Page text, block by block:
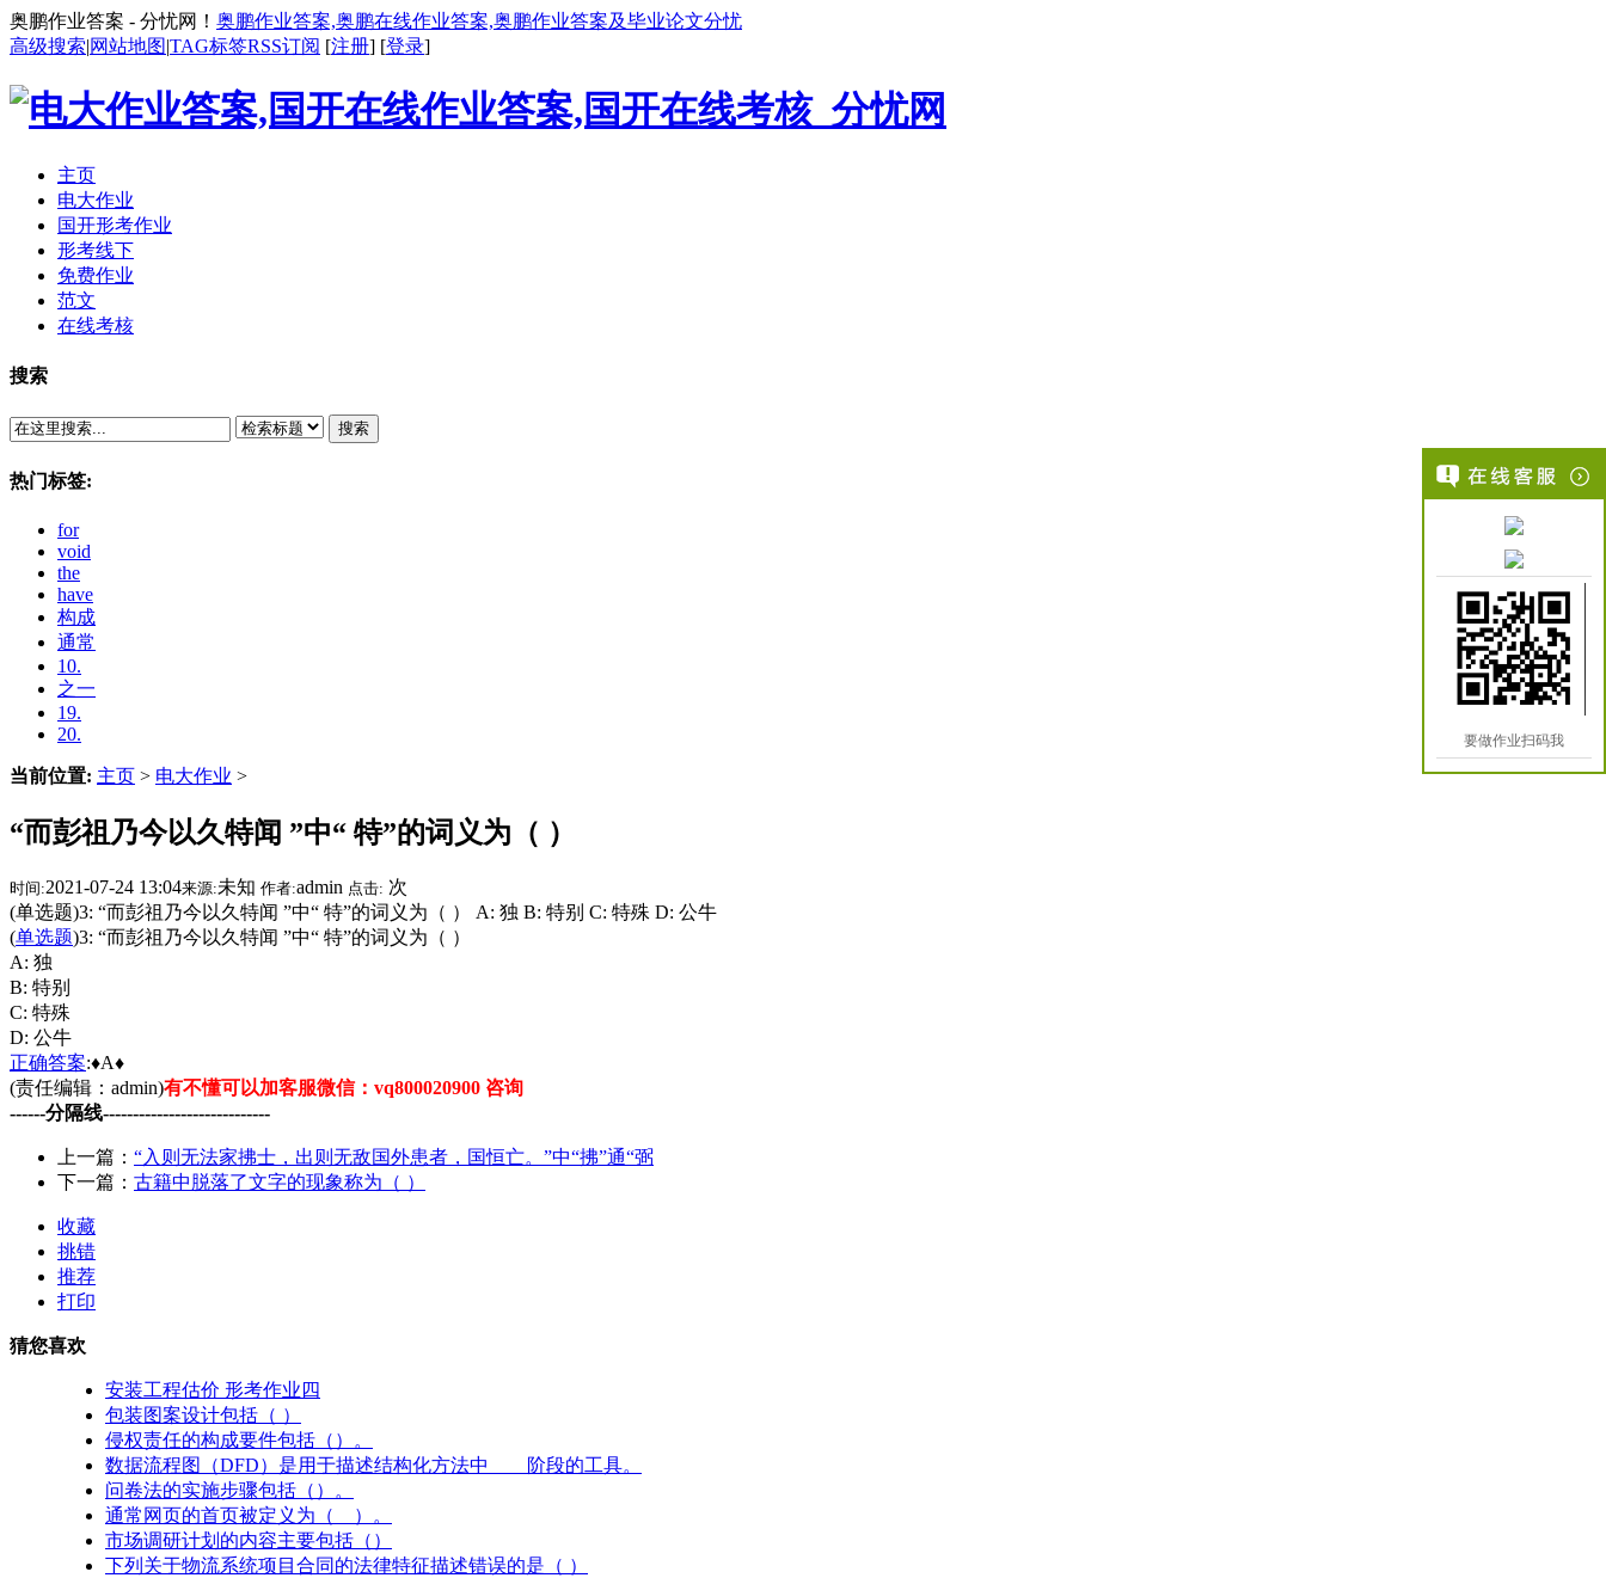
奥鹏作业答案 - 分忧网！ 奥鹏作业答案,奥鹏在线作业答案,奥鹏作业答案及毕业论文分忧
高级搜索|网站地图|TAG标签RSS订阅 [注册] [登录]
主页
电大作业
国开形考作业
形考线下
免费作业
范文
在线考核
搜索
搜索
热门标签:
for
void
the
have
构成
通常
10.
之一
19.
20.
当前位置: 主页 > 电大作业 >
“而彭祖乃今以久特闻 ”中“ 特”的词义为（ ）
时间:2021-07-24 13:04来源:未知 作者:admin 点击: 次
(单选题)3: “而彭祖乃今以久特闻 ”中“ 特”的词义为（ ） A: 独 B: 特别 C: 特殊 D: 公牛
(单选题)3: “而彭祖乃今以久特闻 ”中“ 特”的词义为（ ）
A: 独
B: 特别
C: 特殊
D: 公牛
正确答案:♦A♦
(责任编辑：admin)有不懂可以加客服微信：vq800020900 咨询
------分隔线----------------------------
上一篇： “入则无法家拂士，出则无敌国外患者，国恒亡。”中“拂”通“弼
下一篇： 古籍中脱落了文字的现象称为（ ）
收藏
挑错
推荐
打印
猜您喜欢
安装工程估价 形考作业四
包装图案设计包括（ ）
侵权责任的构成要件包括（）。
数据流程图（DFD）是用于描述结构化方法中____阶段的工具。
问卷法的实施步骤包括（）。
通常网页的首页被定义为（ ）。
市场调研计划的内容主要包括（）
下列关于物流系统项目合同的法律特征描述错误的是（ ）
要做作业扫码我